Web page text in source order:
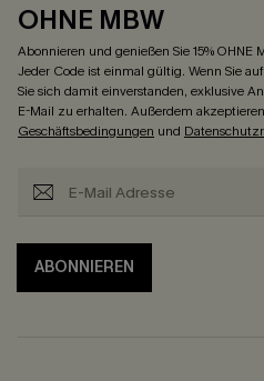
OHNE MBW
Abonnieren und genießen Sie 15% OHNE
Jeder Code ist einmal gültig. Wenn Sie
Sie sich damit einverstanden, exklusive
E-Mail zu erhalten. Außerdem
Geschäftsbedingungen und
ABONNIEREN